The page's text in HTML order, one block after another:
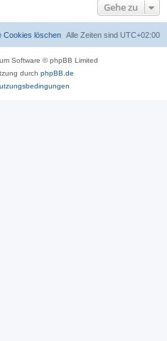
Gehe zu
Alle Zeiten sind UTC+02:00
Cookies löschen
Software © phpBB Limited
durch phpBB.de